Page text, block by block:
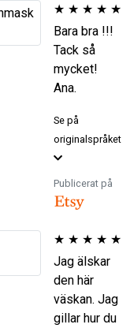
★ ★ ★ ★ ★
Bara bra !!!
Tack så
mycket!
Ana.
Se på
originalspråket
Publicerat på
★ ★ ★ ★ ★
Jag älskar
den här
väskan. Jag
gillar hur du